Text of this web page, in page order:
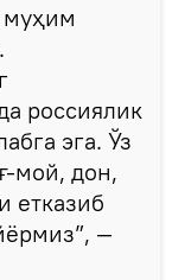
муҳим
россиялик
эга. Ўз
мой, дон,
етказиб
—